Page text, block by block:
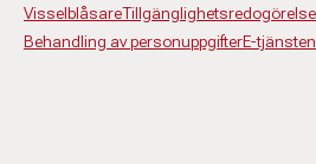
VisselblåsareTillgänglighetsredogörelse
Behandling av personuppgifterE-tjänsten